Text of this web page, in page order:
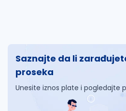
Saznajte da li
proseka
Unesite iznos plate i pogledajte